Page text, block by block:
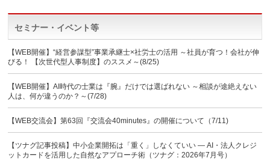
セミナー・イベント等
【WEB開催】“経営参謀型”事業承継士×社労士の活用 ～社員が育つ！会社が伸
びる！ 【次世代型人事制度】のススメ～(8/25)
【WEB開催】AI時代の士業は『腕』だけでは選ばれない ～相談が途絶えない
人は、何が違うのか？～(7/28)
【WEB交流会】第63回『交流会40minutes』の開催について（7/11)
【ツナグ記事投稿】中小企業開拓は「重く」しなくていい ― AI・法人クレジ
ットカードを活用した自然なアプローチ術（ツナグ：2026年7月号）